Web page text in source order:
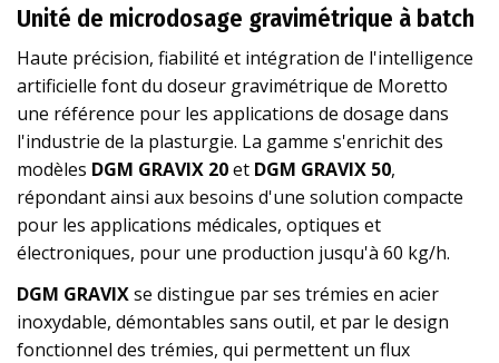
Unité de microdosage gravimétrique à batch
Haute précision, fiabilité et intégration de l'intelligence
artificielle font du doseur gravimétrique de Moretto
une référence pour les applications de dosage dans
l'industrie de la plasturgie. La gamme s'enrichit des
modèles DGM GRAVIX 20et DGM GRAVIX 50,
répondant ainsi aux besoins d'une solution compacte
pour les applications médicales, optiques et
électroniques, pour une production jusqu'à 60 kg/h.
DGM GRAVIXse distingue par ses trémies en acier
inoxydable, démontables sans outil, et par le design
fonctionnel des trémies, qui permettent un flux